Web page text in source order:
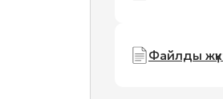
Файлды